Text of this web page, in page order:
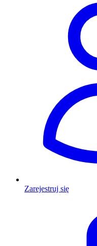
Zarejestruj się